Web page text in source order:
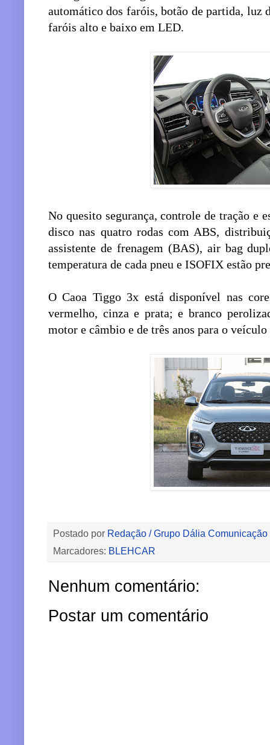
automático dos faróis, botão de partida, luz
faróis alto e baixo em LED.
No quesito segurança, controle de tração e
disco nas quatro rodas com ABS,
assistente de frenagem (BAS), air bag
temperatura de cada pneu e ISOFIX estão
O Caoa Tiggo 3x está disponível nas
vermelho, cinza e prata; e branco
motor e câmbio e de três anos para o
Postado por Redação / Grupo Dália Comunicação
Marcadores: BLEHCAR
Nenhum comentário:
Postar um comentário